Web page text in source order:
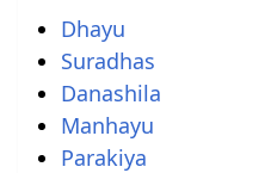
Dhayu
Suradhas
Danashila
Manhayu
Parakiya